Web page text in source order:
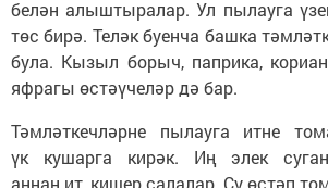
белән алыштыралар. Ул пылауга
төс бирә. Теләк буенча башка
була. Кызыл борыч, паприка,
яфрагы өстәүчеләр дә бар.
Тәмләткечләрне пылауга итне
үк кушарга кирәк. Иң элек